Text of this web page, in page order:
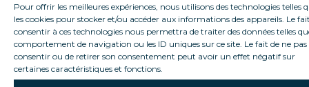
Pour offrir les meilleures expériences, nous utilisons des technologies telles
les cookies pour stocker et/ou accéder aux informations des appareils. Le
consentir à ces technologies nous permettra de traiter des données telles
comportement de navigation ou les ID uniques sur ce site. Le fait de ne pas
consentir ou de retirer son consentement peut avoir un effet négatif sur
certaines caractéristiques et fonctions.
Verbesserte Wettbewerbsfähigkeit und
Markenimage.
Beitrag zur Erhaltung der Umwelt und zur
Verringerung der Treibhausgasemissionen.